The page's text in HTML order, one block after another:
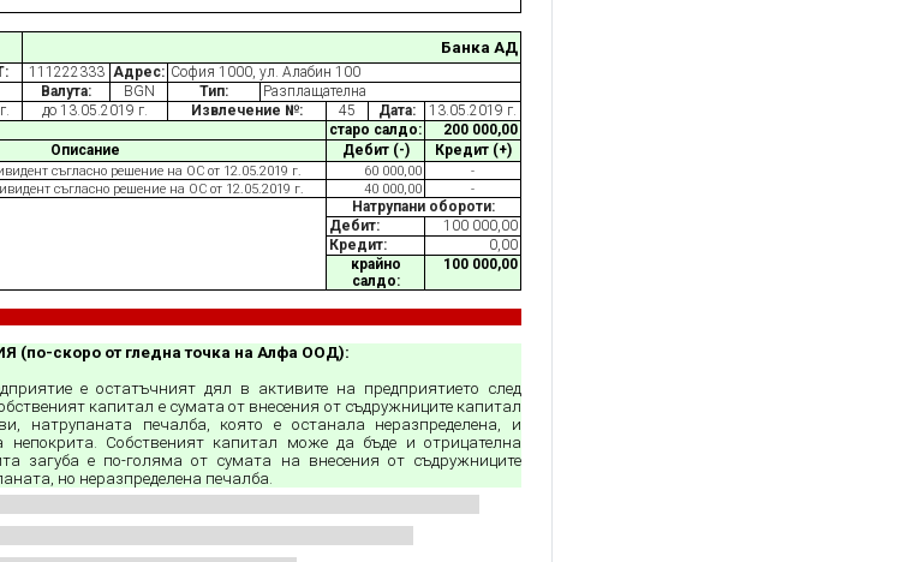
Банка АД
111222333 Адрес: София 1000, ул. Алабин 100
Валута: BGN Тип:
Разплащателна
до 13.05.2019 г. Извлечение №: 45 Дата:
13.05.2019 г.
старо салдо:
200 000,00
Описание Дебит (-) Кредит (+)
съгласно решение на ОС от 12.05.2019 г. 60 000,00
-
съгласно решение на ОС от 12.05.2019 г. 40 000,00 -
Натрупани обороти:
Дебит:
100 000,00
Кредит:
0,00
крайно
салдо:
100 000,00
скоро от гледна точка на Алфа ООД):
е остатъчният дял в активите на предприятието след
капитал е сумата от внесения от съдружниците капитал
натрупаната печалба, която е останала неразпределена, и
непокрита. Собственият капитал може да бъде и отрицателна
загуба е по-голяма от сумата на внесения от съдружниците
но неразпределена печалба.